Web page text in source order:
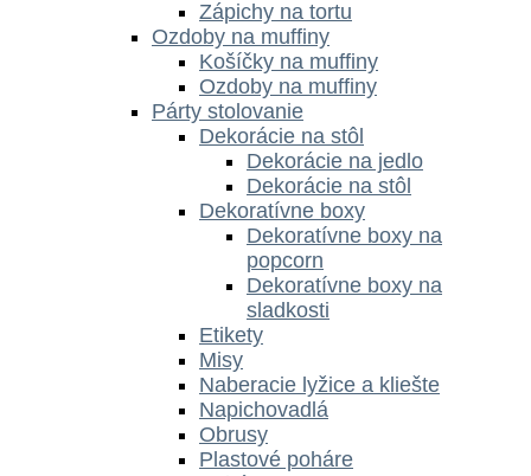
Zápichy na tortu
Ozdoby na muffiny
Košíčky na muffiny
Ozdoby na muffiny
Párty stolovanie
Dekorácie na stôl
Dekorácie na jedlo
Dekorácie na stôl
Dekoratívne boxy
Dekoratívne boxy na
popcorn
Dekoratívne boxy na
sladkosti
Etikety
Misy
Naberacie lyžice a kliešte
Napichovadlá
Obrusy
Plastové poháre